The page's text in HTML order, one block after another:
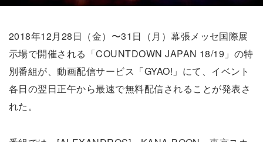
2018年12月28日（金）〜31日（月）幕張メッセ国際展
示場で開催される「COUNTDOWN JAPAN 18/19」の特
別番組が、動画配信サービス「GYAO!」にて、イベント
各日の翌日正午から最速で無料配信されることが発表さ
れた。